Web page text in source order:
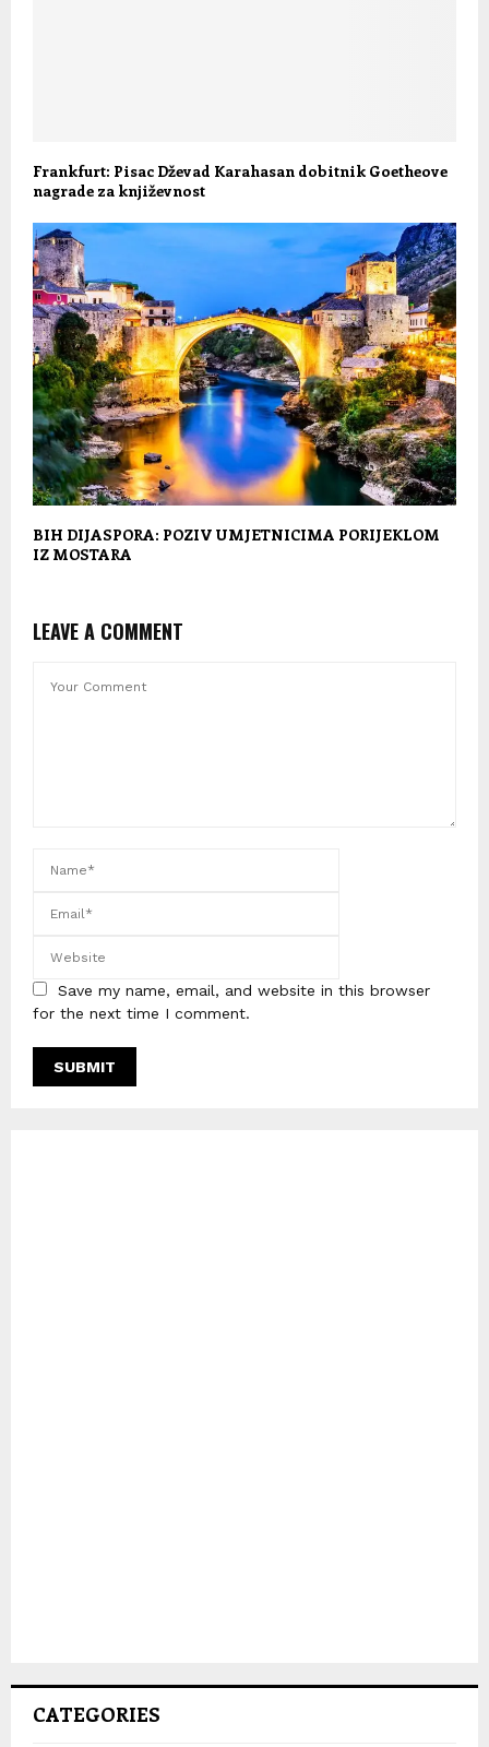
Frankfurt: Pisac Dževad Karahasan dobitnik Goetheove
nagrade za književnost
BIH DIJASPORA: POZIV UMJETNICIMA PORIJEKLOM
IZ MOSTARA
LEAVE A COMMENT
Save my name, email, and website in this browser
for the next time I comment.
CATEGORIES